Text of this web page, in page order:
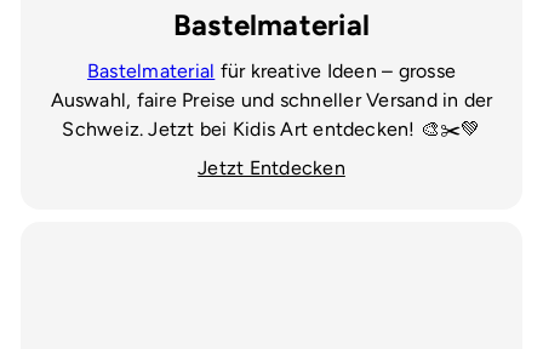
Bastelmaterial
Bastelmaterial für kreative Ideen – grosse
Auswahl, faire Preise und schneller Versand in der
Schweiz. Jetzt bei Kidis Art entdecken! 🎨✂️💚
Jetzt Entdecken